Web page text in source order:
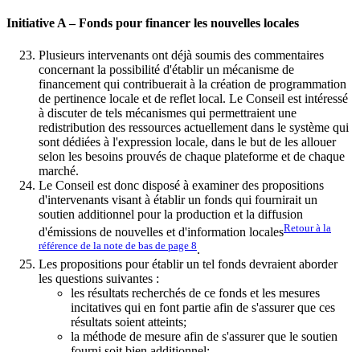
Initiative A – Fonds pour financer les nouvelles locales
Plusieurs intervenants ont déjà soumis des commentaires
concernant la possibilité d'établir un mécanisme de
financement qui contribuerait à la création de programmation
de pertinence locale et de reflet local. Le Conseil est intéressé
à discuter de tels mécanismes qui permettraient une
redistribution des ressources actuellement dans le système qui
sont dédiées à l'expression locale, dans le but de les allouer
selon les besoins prouvés de chaque plateforme et de chaque
marché.
Le Conseil est donc disposé à examiner des propositions
d'intervenants visant à établir un fonds qui fournirait un
soutien additionnel pour la production et la diffusion
d'émissions de nouvelles et d'information localesRetour à la
référence de la note de bas de page 8.
Les propositions pour établir un tel fonds devraient aborder
les questions suivantes :
les résultats recherchés de ce fonds et les mesures
incitatives qui en font partie afin de s'assurer que ces
résultats soient atteints;
la méthode de mesure afin de s'assurer que le soutien